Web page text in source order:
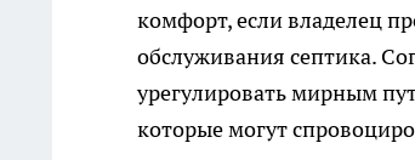
комфорт, если владелец
обслуживания септика.
урегулировать мирным
которые могут